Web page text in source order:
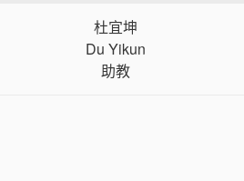
杜宜坤
Du Yikun
助教